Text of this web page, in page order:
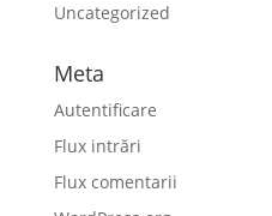
Uncategorized
Meta
Autentificare
Flux intrări
Flux comentarii